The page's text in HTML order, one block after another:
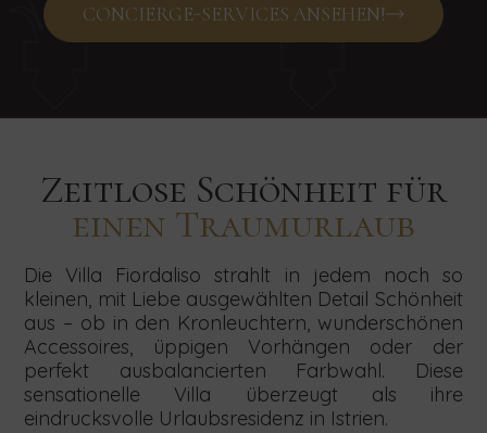
CONCIERGE-SERVICES ANSEHEN!
Zeitlose Schönheit für
einen Traumurlaub
Die Villa Fiordaliso strahlt in jedem noch so
kleinen, mit Liebe ausgewählten Detail Schönheit
aus – ob in den Kronleuchtern, wunderschönen
Accessoires, üppigen Vorhängen oder der
perfekt ausbalancierten Farbwahl. Diese
sensationelle Villa überzeugt als ihre
eindrucksvolle Urlaubsresidenz in Istrien.